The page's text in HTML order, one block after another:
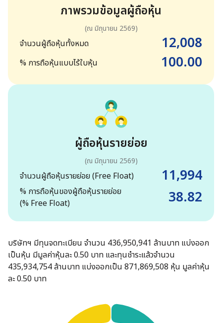
Medical Nutrition
General Wellbeing
Herbal Meds
Vitamins
Probiotics
MEGA Values
MEGA Commitment
MEGA Objective
MEGA Dharma
MEGA as an Employer
Experience our Culture
Current Opportunities
คณะกรรมการชุดย่อย
การกำกับดูแลกิจการ
นโยบายและการจ่ายเงินปันผล
การถือหุ้นของคณะกรรมการ
และผู้บริหารของบริษัทฯ
กลยุทธ์และความมุ่งมั่นด้าน
ความยั่งยืน
การสนับสนุนเป้าหมายการ
ภาพรวมข้อมูลผู้ถือหุ้น
(ณ มิถุนายน 2569)
จำนวนผู้ถือหุ้นทั้งหมด 12,008
% การถือหุ้นแบบไร้ใบหุ้น 100.00
ผู้ถือหุ้นรายย่อย
(ณ มิถุนายน 2569)
จำนวนผู้ถือหุ้นรายย่อย(Free Float) 11,994
% การถือหุ้นของผู้ถือหุ้นรายย่อย
(% Free Float)
38.82
บริษัทฯ มีทุนจดทะเบียน จำนวน 436,950,941 ล้านบาท แบ่งออก
เป็นหุ้น มีมูลค่าหุ้นละ 0.50 บาท และทุนชำระแล้วจำนวน
435,934,754 ล้านบาท แบ่งออกเป็น 871,869,508 หุ้น มูลค่าหุ้น
ละ 0.50 บาท